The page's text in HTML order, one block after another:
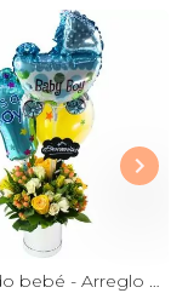
Bienvenido bebé - Arreglo floral con globos, rosas amarillo, minirosas blanco, astromelias e hypericum